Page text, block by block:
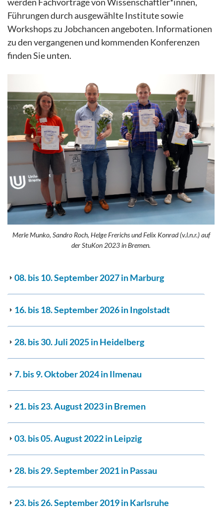
Führungen durch ausgewählte Institute sowie
Workshops zu Jobchancen angeboten. Informationen
zu den vergangenen und kommenden Konferenzen
finden Sie unten.
Merle Munko, Sandro Roch, Helge Frerichs und Felix Konrad (v.l.n.r.) auf
der StuKon 2023 in Bremen.
08. bis 10. September 2027 in Marburg
16. bis 18. September 2026 in Ingolstadt
28. bis 30. Juli 2025 in Heidelberg
7. bis 9. Oktober 2024 in Ilmenau
21. bis 23. August 2023 in Bremen
03. bis 05. August 2022 in Leipzig
28. bis 29. September 2021 in Passau
23. bis 26. September 2019 in Karlsruhe